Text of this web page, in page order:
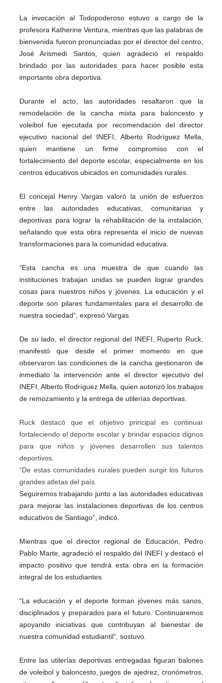
La invocación al Todopoderoso estuvo a cargo de la
profesora Katherine Ventura, mientras que las palabras de
bienvenida fueron pronunciadas por el director del centro,
José Arismedi Santos, quien agradeció el respaldo
brindado por las autoridades para hacer posible esta
importante obra deportiva.
Durante el acto, las autoridades resaltaron que la
remodelación de la cancha mixta para baloncesto y
voleibol fue ejecutada por recomendación del director
ejecutivo nacional del INEFI, Alberto Rodríguez Mella,
quien mantiene un firme compromiso con el
fortalecimiento del deporte escolar, especialmente en los
centros educativos ubicados en comunidades rurales.
El concejal Henry Vargas valoró la unión de esfuerzos
entre las autoridades educativas, comunitarias y
deportivas para lograr la rehabilitación de la instalación,
señalando que esta obra representa el inicio de nuevas
transformaciones para la comunidad educativa.
“Esta cancha es una muestra de que cuando las
instituciones trabajan unidas se pueden lograr grandes
cosas para nuestros niños y jóvenes. La educación y el
deporte son pilares fundamentales para el desarrollo de
nuestra sociedad”, expresó Vargas.
De su lado, el director regional del INEFI, Ruperto Ruck,
manifestó que desde el primer momento en que
observaron las condiciones de la cancha gestionaron de
inmediato la intervención ante el director ejecutivo del
INEFI, Alberto Rodríguez Mella, quien autorizó los trabajos
de remozamiento y la entrega de utilerías deportivas.
Ruck destacó que el objetivo principal es continuar
fortaleciendo el deporte escolar y brindar espacios dignos
para que niños y jóvenes desarrollen sus talentos
deportivos.
“De estas comunidades rurales pueden surgir los futuros
grandes atletas del país.
Seguiremos trabajando junto a las autoridades educativas
para mejorar las instalaciones deportivas de los centros
educativos de Santiago”, indicó.
Mientras que el director regional de Educación, Pedro
Pablo Marte, agradeció el respaldo del INEFI y destacó el
impacto positivo que tendrá esta obra en la formación
integral de los estudiantes.
“La educación y el deporte forman jóvenes más sanos,
disciplinados y preparados para el futuro. Continuaremos
apoyando iniciativas que contribuyan al bienestar de
nuestra comunidad estudiantil”, sostuvo.
Entre las utilerías deportivas entregadas figuran balones
de voleibol y baloncesto, juegos de ajedrez, cronómetros,